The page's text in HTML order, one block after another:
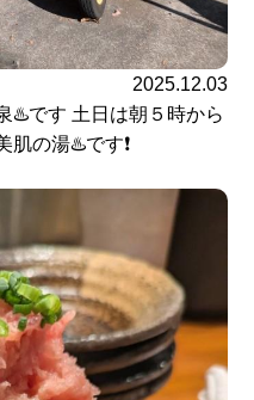
2025.12.03
♨️です 土日は朝５時から
肌の湯♨️です❗️